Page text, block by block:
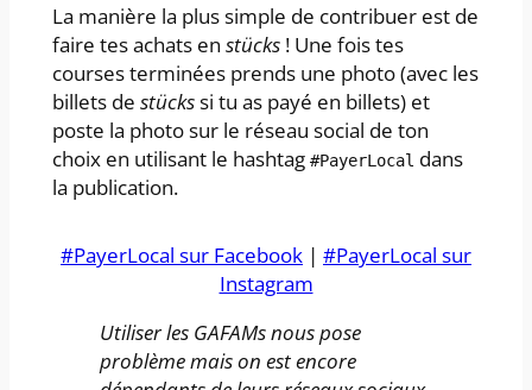
La manière la plus simple de contribuer est de
faire tes achats en stücks! Une fois tes
courses terminées prends une photo (avec les
billets de stückssi tu as payé en billets) et
poste la photo sur le réseau social de ton
choix en utilisant le hashtag #PayerLocal dans
la publication.
#PayerLocal sur Facebook | #PayerLocal sur
Instagram
Utiliser les GAFAMs nous pose
problème mais on est encore